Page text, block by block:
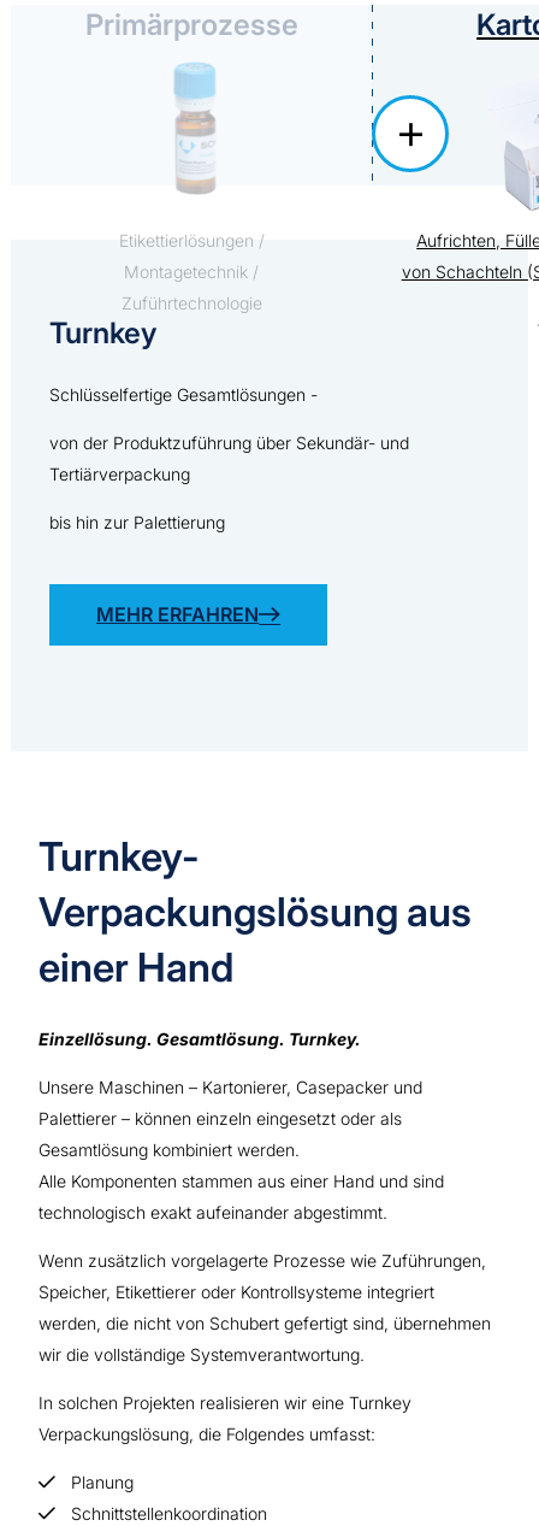
Primärprozesse
Etikettierlösungen /
Montagetechnik /
Zuführtechnologie
Aufrichten,
von Schachteln
Turnkey
Schlüsselfertige Gesamtlösungen -
von der Produktzuführung über Sekundär- und
Tertiärverpackung
bis hin zur Palettierung
MEHR ERFAHREN
Turnkey-
Verpackungslösung aus
einer Hand
Einzellösung. Gesamtlösung. Turnkey.
Unsere Maschinen – Kartonierer, Casepacker und
Palettierer – können einzeln eingesetzt oder als
Gesamtlösung kombiniert werden.
Alle Komponenten stammen aus einer Hand und sind
technologisch exakt aufeinander abgestimmt.
Wenn zusätzlich vorgelagerte Prozesse wie Zuführungen,
Speicher, Etikettierer oder Kontrollsysteme integriert
werden, die nicht von Schubert gefertigt sind, übernehmen
wir die vollständige Systemverantwortung.
In solchen Projekten realisieren wir eine Turnkey
Verpackungslösung, die Folgendes umfasst:
Planung
Schnittstellenkoordination